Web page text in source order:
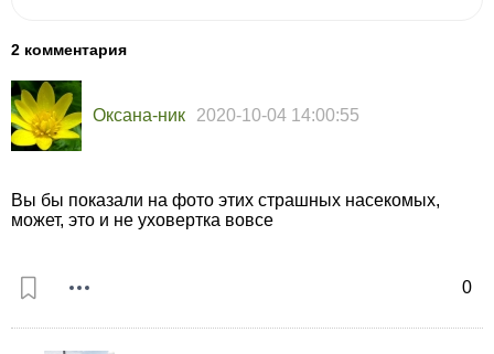
2 комментария
Оксана-ник 2020-10-04 14:00:55
0
Вы бы показали на фото этих страшных насекомых,
может, это и не уховертка вовсе